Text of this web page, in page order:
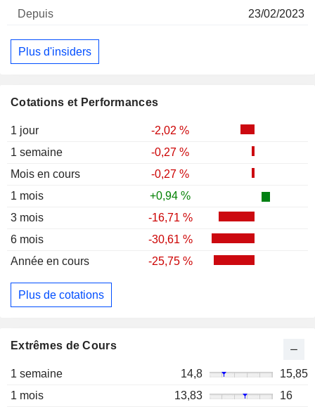
Cotations et Performances
1 jour
-2,02 %
1 semaine
-0,27 %
Mois en cours
-0,27 %
1 mois
+0,94 %
3 mois
-16,71 %
6 mois
-30,61 %
Année en cours
-25,75 %
Plus de cotations
Extrêmes de Cours
1 semaine 14,8
15,85
1 mois
13,83
16
23/02/2023
Plus d'insiders